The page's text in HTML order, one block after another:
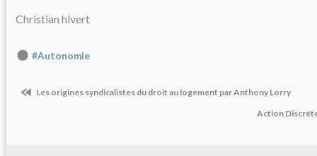
Christian hivert
#Autonomie
Les origines syndicalistes du droit au logement par Anthony Lorry
Action